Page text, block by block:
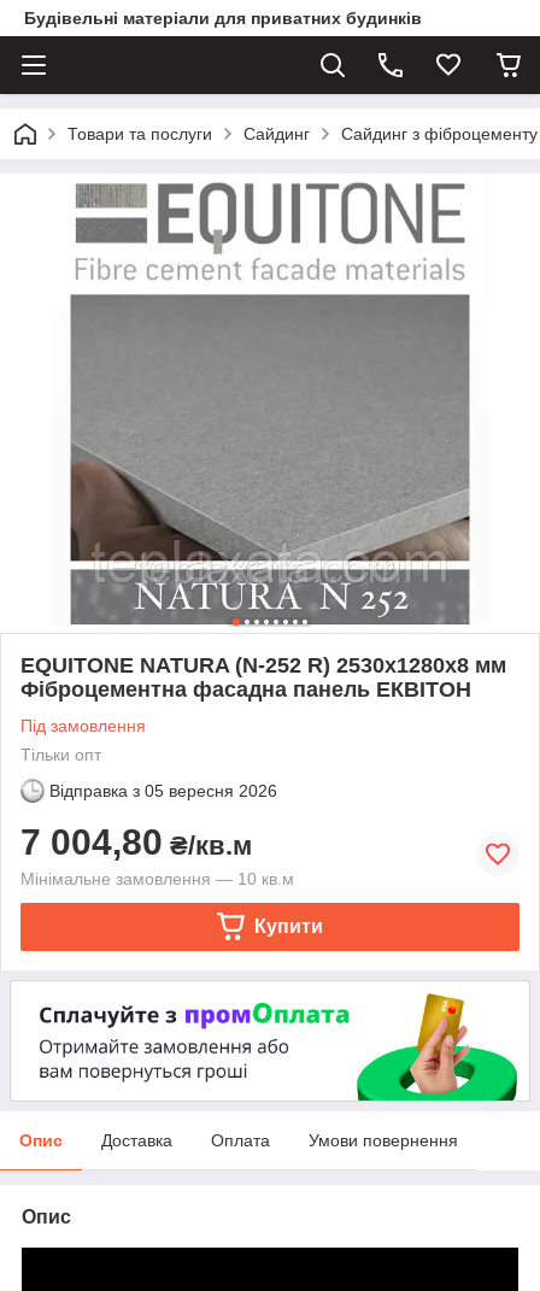
Будівельні матеріали для приватних будинків
Товари та послуги Сайдинг Сайдинг з фіброцементу
EQUITONE NATURA (N-252 R) 2530х1280х8 мм
Фіброцементна фасадна панель ЕКВІТОН
Під замовлення
Тільки опт
Відправка з 05 вересня 2026
7 004,80 ₴/кв.м
Мінімальне замовлення — 10 кв.м
Купити
Опис Доставка Оплата Умови повернення
Опис